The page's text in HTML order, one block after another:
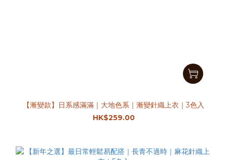
【漸變款】日系感滿滿｜大地色系｜漸變針織上衣｜3色入
HK$259.00